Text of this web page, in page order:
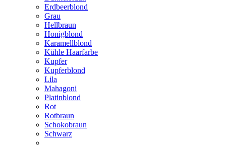
Erdbeerblond
Grau
Hellbraun
Honigblond
Karamellblond
Kühle Haarfarbe
Kupfer
Kupferblond
Lila
Mahagoni
Platinblond
Rot
Rotbraun
Schokobraun
Schwarz